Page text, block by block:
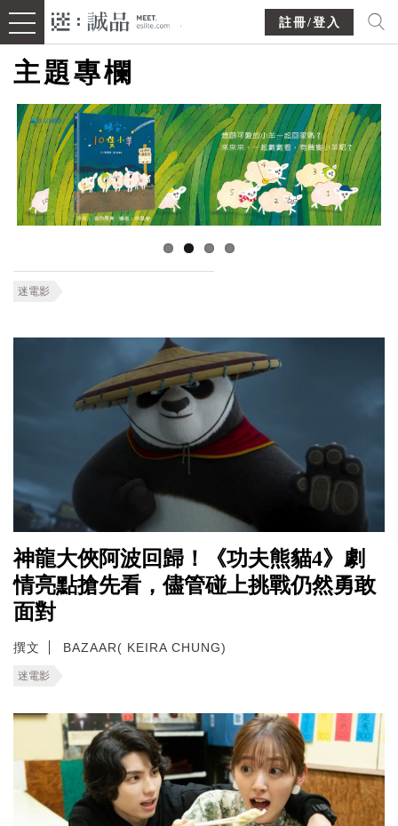
註冊/登入
主題專欄
迷電影
神龍大俠阿波回歸！《功夫熊貓4》劇
情亮點搶先看，儘管碰上挑戰仍然勇敢
面對
撰文 BAZAAR( KEIRA CHUNG)
迷電影